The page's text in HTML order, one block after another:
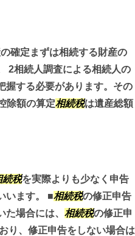
確定まずは相続する財産の
2相続人調査による相続人の
握する必要があります。その
除額の算定相続税は遺産総額
続税を実際よりも少なく申告
います。 ■相続税の修正申告
場合には、 相続税の修正申
り、修正申告をしない場合は